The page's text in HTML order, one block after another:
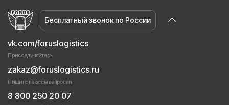
Бесплатный звонок по России
vk.com/foruslogistics
Присоединяйтесь
zakaz@foruslogistics.ru
Пишите по всем вопросаи
8 800 250 20 07